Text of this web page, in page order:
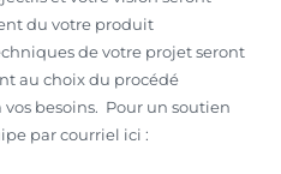
du votre produit
de votre projet seront
au choix du procédé
besoins. Pour un soutien
par courriel ici :